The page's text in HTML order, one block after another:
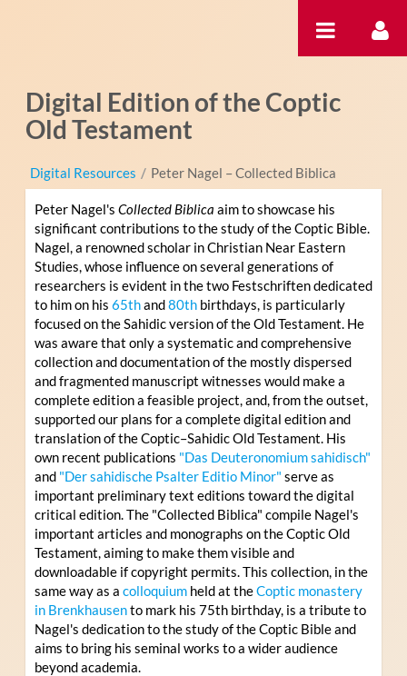
Digital Edition of the Coptic
Old Testament
Digital Resources / Peter Nagel – Collected Biblica
Peter Nagel's Collected Biblica aim to showcase his
significant contributions to the study of the Coptic Bible.
Nagel, a renowned scholar in Christian Near Eastern
Studies, whose influence on several generations of
researchers is evident in the two Festschriften dedicated
to him on his 65thand80thbirthdays, is particularly
focused on the Sahidic version of the Old Testament. He
was aware that only a systematic and comprehensive
collection and documentation of the mostly dispersed
and fragmented manuscript witnesses would make a
complete edition a feasible project, and, from the outset,
supported our plans for a complete digital edition and
translation of the Coptic–Sahidic Old Testament. His
own recent publications "Das Deuteronomium sahidisch"
and "Der sahidische Psalter Editio Minor" serve as
important preliminary text editions toward the digital
critical edition. The "Collected Biblica" compile Nagel's
important articles and monographs on the Coptic Old
Testament, aiming to make them visible and
downloadable if copyright permits. This collection, in the
same way as a colloquiumheld at theCoptic monastery
in Brenkhausento mark his 75th birthday, is a tribute to
Nagel's dedication to the study of the Coptic Bible and
aims to bring his seminal works to a wider audience
beyond academia.